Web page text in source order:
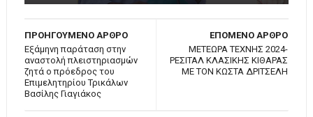
ΕΠΟΜΕΝΟ ΑΡΘΡΟ
ΜΕΤΕΩΡΑ ΤΕΧΝΗΣ 2024-
ΡΕΣΙΤΑΛ ΚΛΑΣΙΚΗΣ ΚΙΘΑΡΑΣ
ΜΕ ΤΟΝ ΚΩΣΤΑ ΔΡΙΤΣΕΛΗ
ΠΡΟΗΓΟΥΜΕΝΟ ΑΡΘΡΟ
Εξάμηνη παράταση στην
αναστολή πλειστηριασμών
ζητά ο πρόεδρος του
Επιμελητηρίου Τρικάλων
Βασίλης Γιαγιάκος